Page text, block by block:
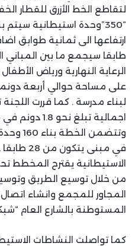
لتقاطع الخط الأزرق للقطار
“350”وحدة استيطانية
طابقا سيجمع ما بين المباني
الرعاية النهارية ورياض
لبناء مدرسة . كما قررت
اجمالية تبلغ
وتتضمن
في مبنى
الاستيطانية يقترح المخطط
من خلال توسيع الطريق
المجاور للمجمع وانشاء
المستوطنة بالشارع العام
كما تواصلت النشاطات